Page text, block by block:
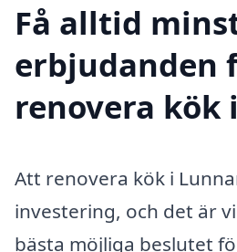
Få alltid
erbjudanden
renovera kök
Att renovera kök i
investering, och det är
bästa möjliga beslutet